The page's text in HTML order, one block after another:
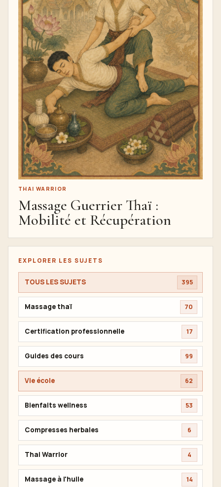
THAI WARRIOR
Massage Guerrier Thaï :
Mobilité et Récupération
EXPLORER LES SUJETS
TOUS LES SUJETS 395
Massage thaï 70
Certification professionnelle 17
Guides des cours 99
Vie école 62
Bienfaits wellness 53
Compresses herbales 6
Thai Warrior 4
Massage à l'huile 14